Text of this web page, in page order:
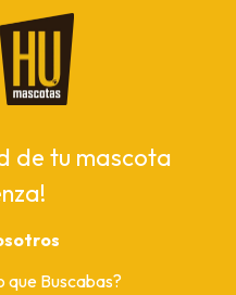
de tu mascota
que Buscabas?